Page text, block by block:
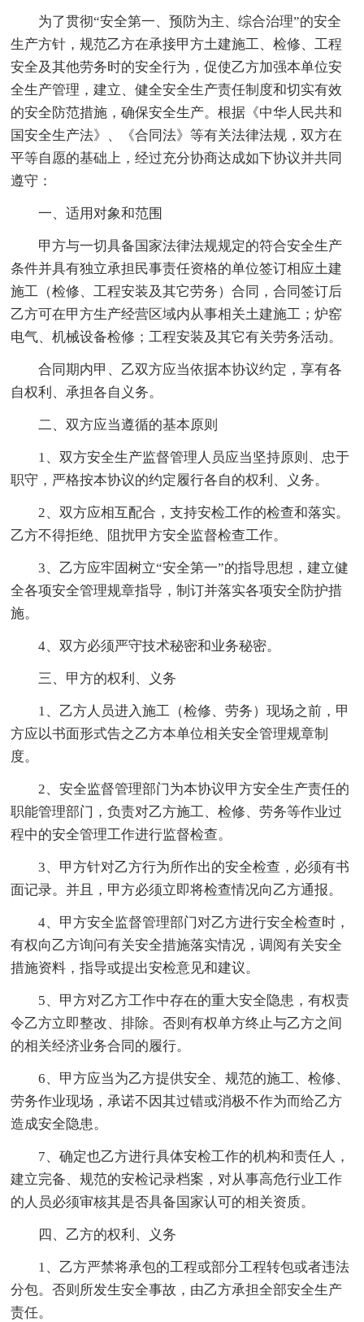
为了贯彻“安全第一、预防为主、综合治理”的安全
生产方针，规范乙方在承接甲方土建施工、检修、工程
安全及其他劳务时的安全行为，促使乙方加强本单位安
全生产管理，建立、健全安全生产责任制度和切实有效
的安全防范措施，确保安全生产。根据《中华人民共和
国安全生产法》、《合同法》等有关法律法规，双方在
平等自愿的基础上，经过充分协商达成如下协议并共同
遵守：
一、适用对象和范围
甲方与一切具备国家法律法规规定的符合安全生产
条件并具有独立承担民事责任资格的单位签订相应土建
施工（检修、工程安装及其它劳务）合同，合同签订后
乙方可在甲方生产经营区域内从事相关土建施工；炉窑
电气、机械设备检修；工程安装及其它有关劳务活动。
合同期内甲、乙双方应当依据本协议约定，享有各
自权利、承担各自义务。
二、双方应当遵循的基本原则
1、双方安全生产监督管理人员应当坚持原则、忠于
职守，严格按本协议的约定履行各自的权利、义务。
2、双方应相互配合，支持安检工作的检查和落实。
乙方不得拒绝、阻扰甲方安全监督检查工作。
3、乙方应牢固树立“安全第一”的指导思想，建立健
全各项安全管理规章指导，制订并落实各项安全防护措
施。
4、双方必须严守技术秘密和业务秘密。
三、甲方的权利、义务
1、乙方人员进入施工（检修、劳务）现场之前，甲
方应以书面形式告之乙方本单位相关安全管理规章制
度。
2、安全监督管理部门为本协议甲方安全生产责任的
职能管理部门，负责对乙方施工、检修、劳务等作业过
程中的安全管理工作进行监督检查。
3、甲方针对乙方行为所作出的安全检查，必须有书
面记录。并且，甲方必须立即将检查情况向乙方通报。
4、甲方安全监督管理部门对乙方进行安全检查时，
有权向乙方询问有关安全措施落实情况，调阅有关安全
措施资料，指导或提出安检意见和建议。
5、甲方对乙方工作中存在的重大安全隐患，有权责
令乙方立即整改、排除。否则有权单方终止与乙方之间
的相关经济业务合同的履行。
6、甲方应当为乙方提供安全、规范的施工、检修、
劳务作业现场，承诺不因其过错或消极不作为而给乙方
造成安全隐患。
7、确定也乙方进行具体安检工作的机构和责任人，
建立完备、规范的安检记录档案，对从事高危行业工作
的人员必须审核其是否具备国家认可的相关资质。
四、乙方的权利、义务
1、乙方严禁将承包的工程或部分工程转包或者违法
分包。否则所发生安全事故，由乙方承担全部安全生产
责任。